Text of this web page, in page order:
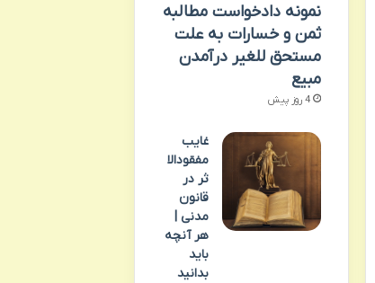
نمونه دادخواست مطالبه
ثمن و خسارات به علت
مستحق للغیر درآمدن
مبیع
4 روز پیش
غایب
مفقودالا
ثر در
قانون
مدنی |
هر آنچه
باید
بدانید